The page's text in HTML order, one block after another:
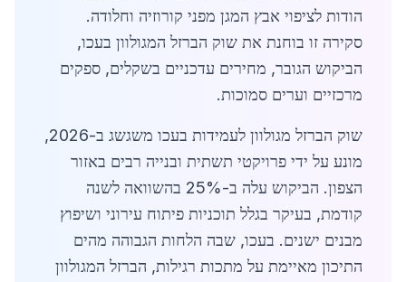
הודות לציפוי אבץ המגן מפני קורוזיה וחלודה.
סקירה זו בוחנת את שוק הברזל המגולוון בעכו,
הביקוש הגובר, מחירים עדכניים בשקלים, ספקים
מרכזיים וערים סמוכות.
שוק הברזל מגולוון לעמידות בעכו משגשג ב-2026,
מונע על ידי פרויקטי תשתית ובנייה רבים באזור
הצפון. הביקוש עלה ב-25% בהשוואה לשנה
קודמת, בעיקר בגלל תוכניות פיתוח עירוני ושיפוץ
מבנים ישנים. בעכו, שבה הלחות הגבוהה מהים
התיכון מאיימת על מתכות רגילות, הברזל המגולוון